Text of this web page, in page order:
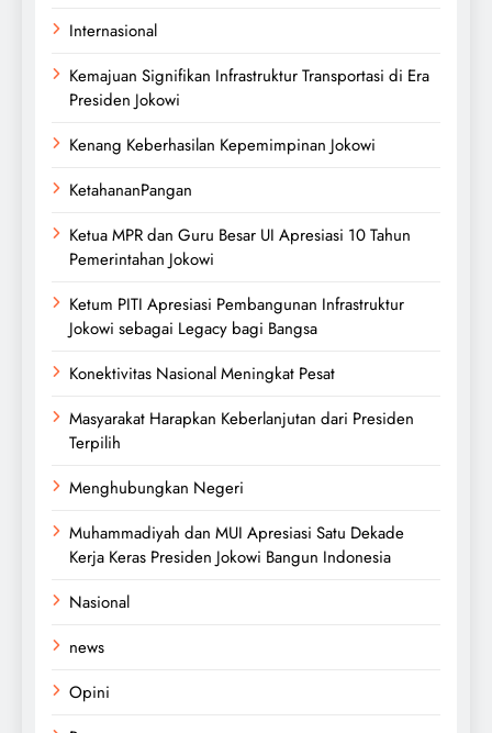
Internasional
Kemajuan Signifikan Infrastruktur Transportasi di Era
Presiden Jokowi
Kenang Keberhasilan Kepemimpinan Jokowi
KetahananPangan
Ketua MPR dan Guru Besar UI Apresiasi 10 Tahun
Pemerintahan Jokowi
Ketum PITI Apresiasi Pembangunan Infrastruktur
Jokowi sebagai Legacy bagi Bangsa
Konektivitas Nasional Meningkat Pesat
Masyarakat Harapkan Keberlanjutan dari Presiden
Terpilih
Menghubungkan Negeri
Muhammadiyah dan MUI Apresiasi Satu Dekade
Kerja Keras Presiden Jokowi Bangun Indonesia
Nasional
news
Opini